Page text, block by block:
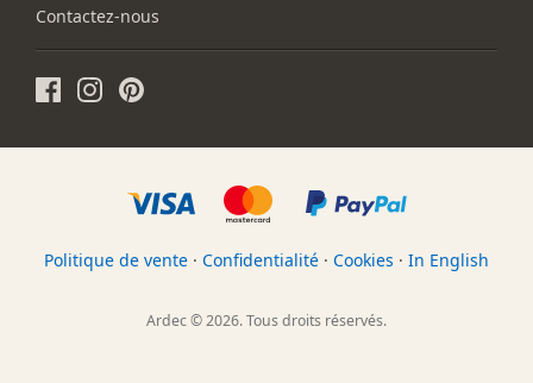
Contactez-nous
Politique de vente · Confidentialité · Cookies · In English
Ardec © 2026. Tous droits réservés.